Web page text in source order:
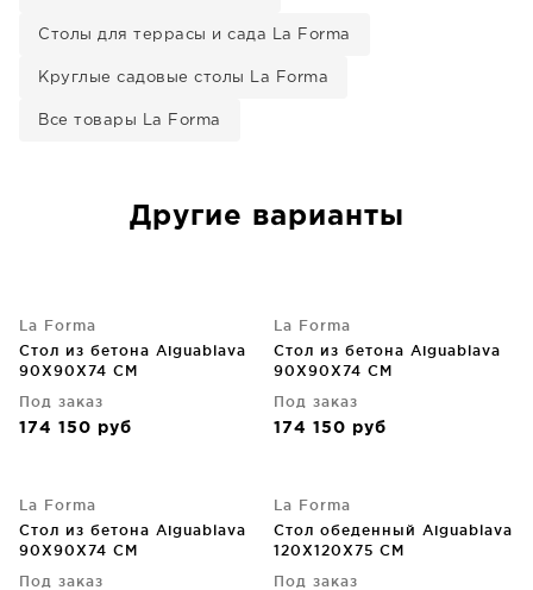
Столы для террасы и сада La Forma
Круглые садовые столы La Forma
Все товары La Forma
Другие варианты
La Forma
Стол из бетона Aiguablava
90X90X74 CM
Под заказ
174 150 руб
La Forma
Стол из бетона Aiguablava
90X90X74 CM
Под заказ
174 150 руб
La Forma
Стол из бетона Aiguablava
90X90X74 CM
Под заказ
La Forma
Стол обеденный Aiguablava
120X120X75 CM
Под заказ